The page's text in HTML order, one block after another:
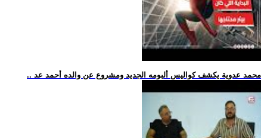
.. محمد عدوية يكشف كواليس ألبومه الجديد ومشروع عن والده أحمد عد